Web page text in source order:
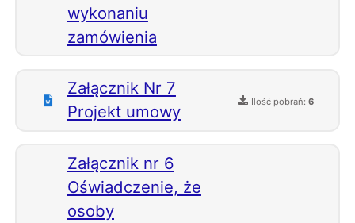
wykonaniu
zamówienia
Załącznik Nr 7
Projekt umowy
Ilość pobrań: 6
Załącznik nr 6
Oświadczenie, że
osoby